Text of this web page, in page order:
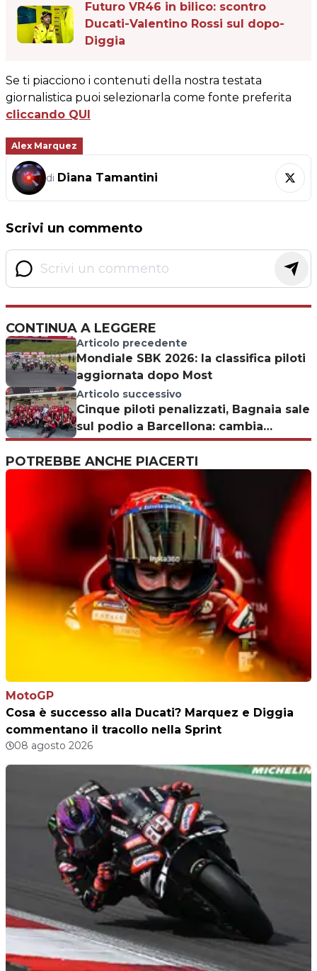
Futuro VR46 in bilico: scontro
Ducati-Valentino Rossi sul dopo-
Diggia
Se ti piacciono i contenuti della nostra testata
giornalistica puoi selezionarla come fonte preferita
cliccando QUI
Alex Marquez
di Diana Tamantini
Scrivi un commento
CONTINUA A LEGGERE
Articolo precedente
Mondiale SBK 2026: la classifica piloti
aggiornata dopo Most
Articolo successivo
Cinque piloti penalizzati, Bagnaia sale
sul podio a Barcellona: cambia
l'ordine di arrivo della gara
POTREBBE ANCHE PIACERTI
MotoGP
Cosa è successo alla Ducati? Marquez e Diggia
commentano il tracollo nella Sprint
08 agosto 2026